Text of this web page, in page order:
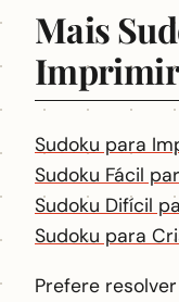
Mais
Imprimir
Sudoku para
Sudoku Fácil
Sudoku Difícil
Sudoku para
Prefere